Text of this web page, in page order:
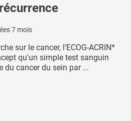
7 mois
sur le cancer, l’ECOG-ACRIN*
qu'un simple test sanguin
du cancer du sein par ...